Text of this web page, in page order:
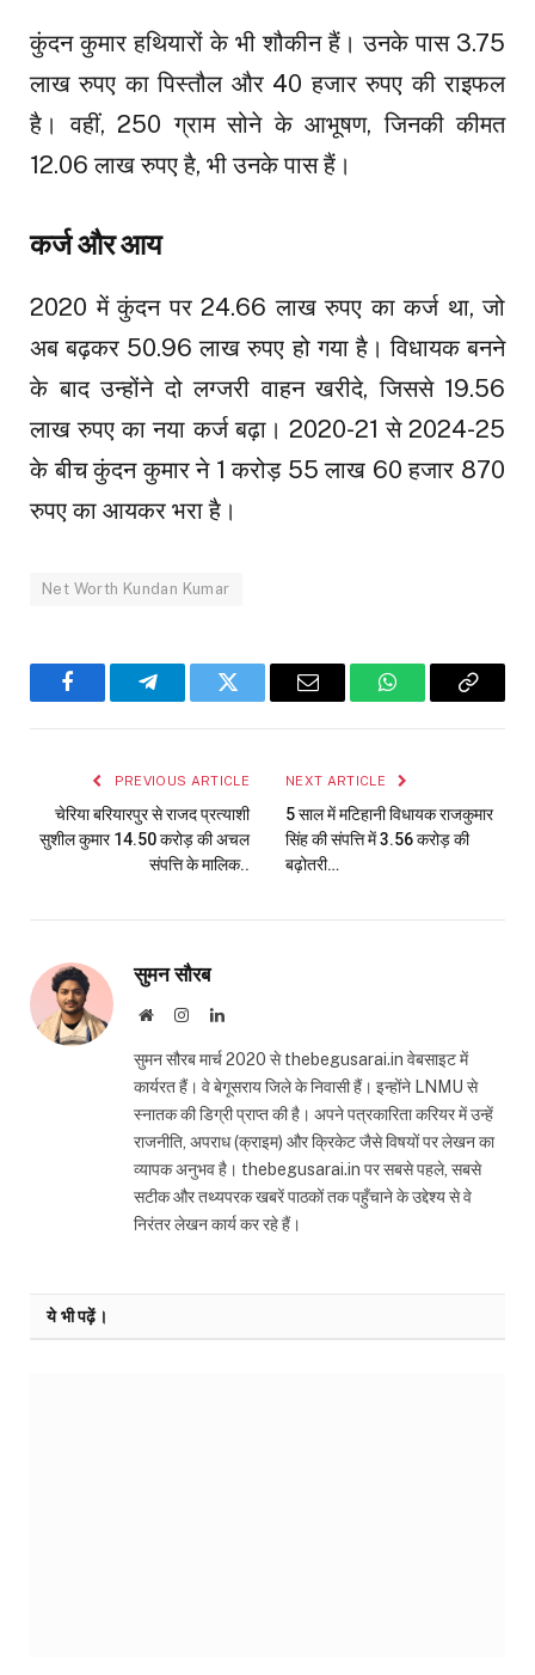
कुंदन कुमार हथियारों के भी शौकीन हैं। उनके पास 3.75
लाख रुपए का पिस्तौल और 40 हजार रुपए की राइफल
है। वहीं, 250 ग्राम सोने के आभूषण, जिनकी कीमत
12.06 लाख रुपए है, भी उनके पास हैं।
कर्ज और आय
2020 में कुंदन पर 24.66 लाख रुपए का कर्ज था, जो
अब बढ़कर 50.96 लाख रुपए हो गया है। विधायक बनने
के बाद उन्होंने दो लग्जरी वाहन खरीदे, जिससे 19.56
लाख रुपए का नया कर्ज बढ़ा। 2020-21 से 2024-25
के बीच कुंदन कुमार ने 1 करोड़ 55 लाख 60 हजार 870
रुपए का आयकर भरा है।
Net Worth Kundan Kumar
FacebookTelegramTwitter Email WhatsAppCopy
PREVIOUS ARTICLE
चेरिया बरियारपुर से राजद प्रत्याशी
सुशील कुमार 14.50 करोड़ की अचल
संपत्ति के मालिक..
NEXT ARTICLE
5 साल में मटिहानी विधायक राजकुमार
सिंह की संपत्ति में 3.56 करोड़ की
बढ़ोतरी…
सुमन सौरब
WebsiteInstagramLinkedIn
सुमन सौरब मार्च 2020 से thebegusarai.in वेबसाइट में
कार्यरत हैं। वे बेगूसराय जिले के निवासी हैं। इन्होंने LNMU से
स्नातक की डिग्री प्राप्त की है। अपने पत्रकारिता करियर में उन्हें
राजनीति, अपराध (क्राइम) और क्रिकेट जैसे विषयों पर लेखन का
व्यापक अनुभव है। thebegusarai.in पर सबसे पहले, सबसे
सटीक और तथ्यपरक खबरें पाठकों तक पहुँचाने के उद्देश्य से वे
निरंतर लेखन कार्य कर रहे हैं।
ये भी पढ़ें।